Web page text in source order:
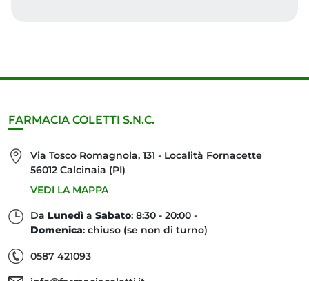
FARMACIA COLETTI S.N.C.
Via Tosco Romagnola, 131 - Località Fornacette
56012 Calcinaia (PI)
VEDI LA MAPPA
Da Lunedì a Sabato: 8:30 - 20:00 -
Domenica: chiuso (se non di turno)
0587 421093